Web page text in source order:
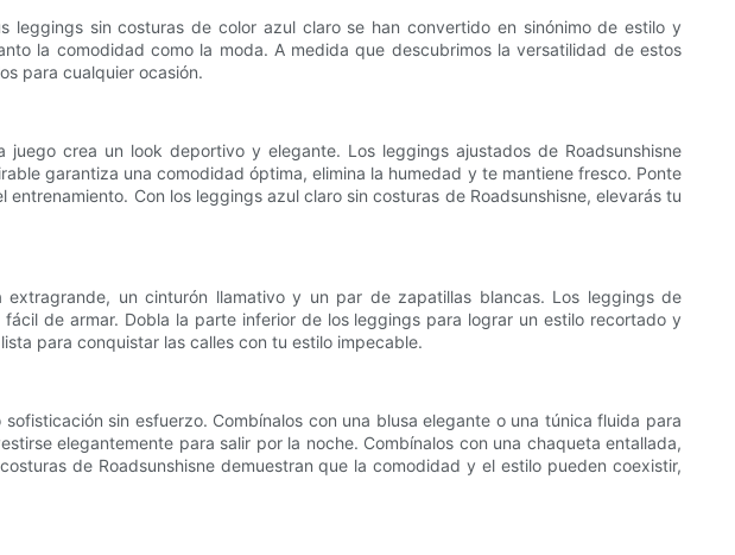
sin costuras de color azul claro se han convertido en sinónimo de estilo y
la comodidad como la moda. A medida que descubrimos la versatilidad de estos
para cualquier ocasión.
crea un look deportivo y elegante. Los leggings ajustados de Roadsunshisne
garantiza una comodidad óptima, elimina la humedad y te mantiene fresco. Ponte
Con los leggings azul claro sin costuras de Roadsunshisne, elevarás tu
un cinturón llamativo y un par de zapatillas blancas. Los leggings de
de armar. Dobla la parte inferior de los leggings para lograr un estilo recortado y
para conquistar las calles con tu estilo impecable.
sin esfuerzo. Combínalos con una blusa elegante o una túnica fluida para
elegantemente para salir por la noche. Combínalos con una chaqueta entallada,
de Roadsunshisne demuestran que la comodidad y el estilo pueden coexistir,